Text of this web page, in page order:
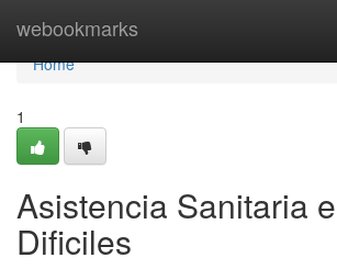
webookmarks
Home
Home
1
Asistencia Sanitaria
Dificiles